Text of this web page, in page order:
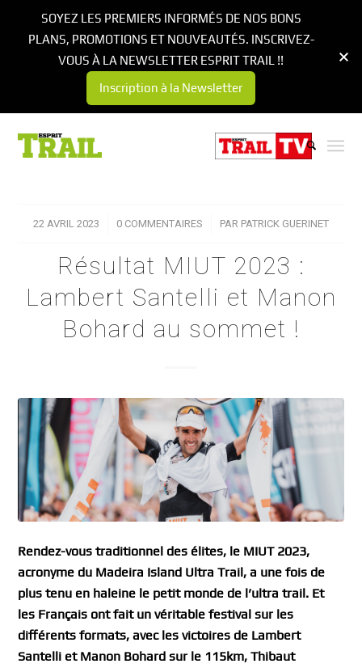
22 AVRIL 2023
/ 0 COMMENTAIRES
/ PAR PATRICK GUERINET
Résultat MIUT 2023 :
Lambert Santelli et Manon
Bohard au sommet !
Rendez-vous traditionnel des élites, le MIUT 2023,
acronyme du Madeira Island Ultra Trail, a une fois de
plus tenu en haleine le petit monde de l’ultra trail. Et
les Français ont fait un véritable festival sur les
différents formats, avec les victoires de Lambert
Santelli et Manon Bohard sur le 115km, Thibaut
SOYEZ LES PREMIERS INFORMÉS DE NOS BONS
PLANS, PROMOTIONS ET NOUVEAUTÉS. INSCRIVEZ-
VOUS À LA NEWSLETTER ESPRIT TRAIL !!
Inscription à la Newsletter